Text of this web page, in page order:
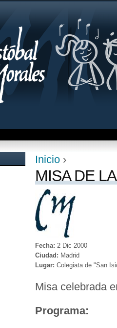
Se encuentra
Inicio ›
MISA DE
Fecha: 2 Dic 2000
Ciudad: Madrid
Lugar: Colegiata de "San
Misa celebrada
Programa: